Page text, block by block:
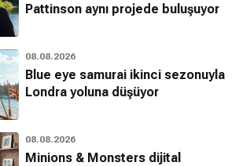
Pattinson aynı projede buluşuyor
08.08.2026
Blue eye samurai ikinci sezonuyla
Londra yoluna düşüyor
08.08.2026
Minions & Monsters dijital